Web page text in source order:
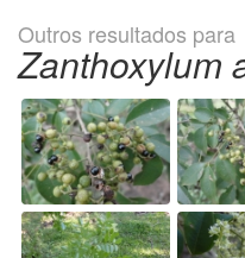
Outros resultados para
Zanthoxylum